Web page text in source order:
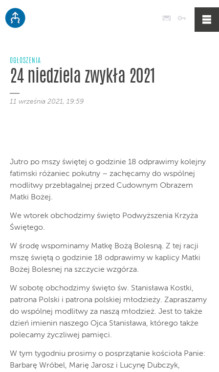
Poczta
OGŁOSZENIA
24 niedziela zwykła 2021
11 września 2021, 19:59
Jutro po mszy świętej o godzinie 18 odprawimy kolejny
fatimski różaniec pokutny – zachęcamy do wspólnej
modlitwy przebłagalnej przed Cudownym Obrazem
Matki Bożej.
We wtorek obchodzimy święto Podwyższenia Krzyża
Świętego.
W środę wspominamy Matkę Bożą Bolesną. Z tej racji
mszę świętą o godzinie 18 odprawimy w kaplicy Matki
Bożej Bolesnej na szczycie wzgórza.
W sobotę obchodzimy święto św. Stanisława Kostki,
patrona Polski i patrona polskiej młodzieży. Zapraszamy
do wspólnej modlitwy za naszą młodzież. Jest to także
dzień imienin naszego Ojca Stanisława, którego także
polecamy życzliwej pamięci.
W tym tygodniu prosimy o posprzątanie kościoła Panie:
Barbarę Wróbel, Marię Jarosz i Lucynę Dubczyk,